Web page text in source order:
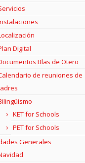
Digital
Blas de Otero
de reuniones de
KET for Schools
PET for Schools
Generales